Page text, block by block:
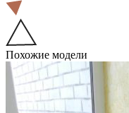
Похожие модели